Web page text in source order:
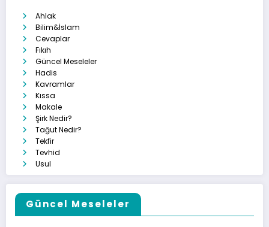
Ahlak
Bilim&İslam
Cevaplar
Fıkıh
Güncel Meseleler
Hadis
Kavramlar
Kıssa
Makale
Şirk Nedir?
Tağut Nedir?
Tekfir
Tevhid
Usul
Güncel Meseleler